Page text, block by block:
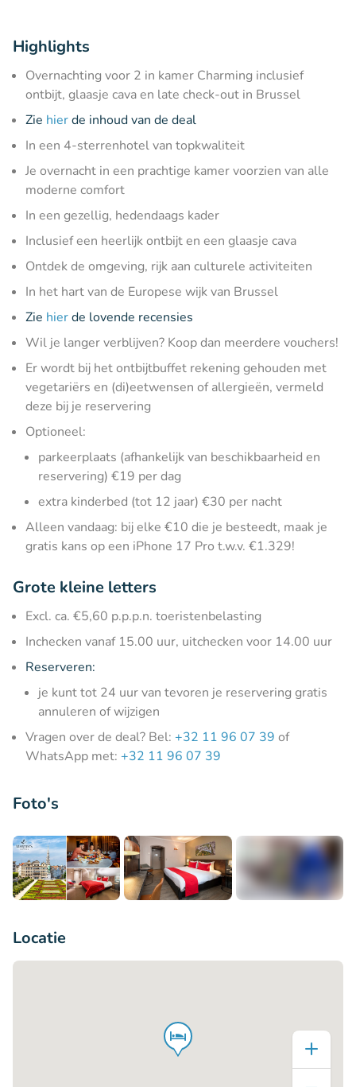
Highlights
Overnachting voor 2 in kamer Charming inclusief
ontbijt, glaasje cava en late check-out in Brussel
Zie hierde inhoud van de deal
In een 4-sterrenhotel van topkwaliteit
Je overnacht in een prachtige kamer voorzien van alle
moderne comfort
In een gezellig, hedendaags kader
Inclusief een heerlijk ontbijt en een glaasje cava
Ontdek de omgeving, rijk aan culturele activiteiten
In het hart van de Europese wijk van Brussel
Zie hierde lovende recensies
Wil je langer verblijven? Koop dan meerdere vouchers!
Er wordt bij het ontbijtbuffet rekening gehouden met
vegetariërs en (di)eetwensen of allergieën, vermeld
deze bij je reservering
Optioneel:
parkeerplaats (afhankelijk van beschikbaarheid en
reservering) €19 per dag
extra kinderbed (tot 12 jaar) €30 per nacht
Alleen vandaag: bij elke €10 die je besteedt, maak je
gratis kans op een iPhone 17 Pro t.w.v. €1.329!
Grote kleine letters
Excl. ca. €5,60 p.p.p.n. toeristenbelasting
Inchecken vanaf 15.00 uur, uitchecken voor 14.00 uur
Reserveren:
je kunt tot 24 uur van tevoren je reservering gratis
annuleren of wijzigen
Vragen over de deal? Bel: +32 11 96 07 39 of
WhatsApp met: +32 11 96 07 39
Foto's
Locatie